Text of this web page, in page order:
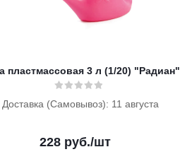
Лейка пластмассовая 3 л (1/20) "Радиан"
Доставка (Самовывоз): 11 августа
228 руб./шт